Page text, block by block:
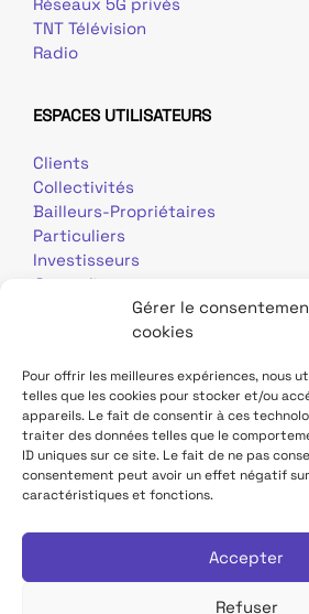
Gérer le
cookies
Pour offrir les meilleures expériences, nous
telles que les cookies pour stocker et/ou
appareils. Le fait de consentir à ces
traiter des données telles que le
ID uniques sur ce site. Le fait de ne pas
consentement peut avoir un effet négatif
caractéristiques et fonctions.
Accepter
Refuser
TNT Télévision
Radio
ESPACES UTILISATEURS
Clients
Collectivités
Bailleurs-Propriétaires
Particuliers
Investisseurs
Journalistes
Mentions légales
Contact Site TDF
Déclaration